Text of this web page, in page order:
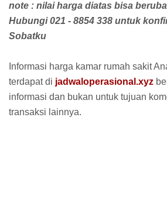
note : nilai harga diatas bisa
Hubungi 021 - 8854 338 untuk
Sobatku
Informasi harga kamar rumah sakit
terdapat di jadwaloperasional.xyz
informasi dan bukan untuk tujuan
transaksi lainnya.